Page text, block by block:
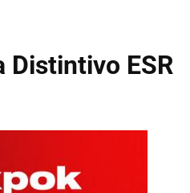
Distintivo ESR